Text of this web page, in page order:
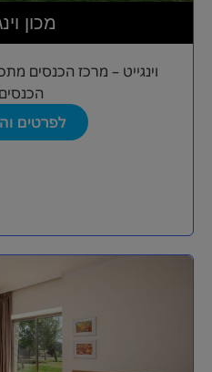
מכון
וינגייט – מרכז הכנסים
לפרטים